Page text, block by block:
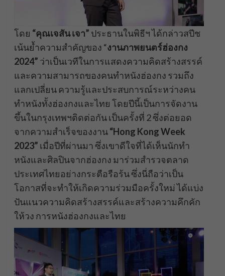
โดย “คุณเจสัน เจา” ประธานในพิธีฯ ได้กล่าวสปีช
เน้นย้ำความสำคัญของ “งานภาพยนตร์ฮ่องกง
2024” ว่าเป็นเวทีในการแสดงความคิดสร้างสรรค์
และความสามารถของคนทำหนังฮ่องกง รวมถึง
แลกเปลี่ยน ความรู้และประสบการณ์ระหว่างคน
ทำหนังทั้งฮ่องกงและไทย โดยปีนี้เป็นการจัดงาน
ขึ้นในกรุงเทพฯติดต่อกัน เป็นครั้งที่ 2 ซึ่งต่อยอด
จากความสำเร็จของงาน“Hong Kong Week
2023” เมื่อปีที่ผ่านมา ซึ่งเขาดีใจที่ได้เห็นนักทำ
หนังและศิลปินจากฮ่องกง มาร่วมสำรวจตลาด
ประเทศไทยอย่างกระตือรือร้น ซึ่งนี่ถือว่าเป็น
โอกาสที่จะทำให้เกิดความร่วมมือครั้งใหม่ ได้แบ่ง
ปันแนวความคิดสร้างสรรค์และสร้างความคึกคัก
ให้วง การหนังฮ่องกงและไทย